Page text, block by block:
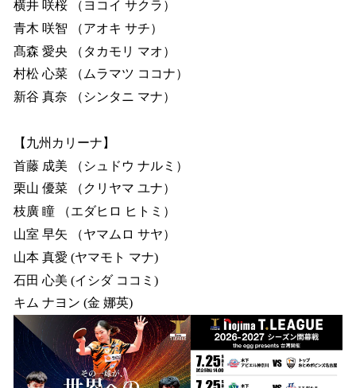
横井 咲桜 （ヨコイ サクラ）
青木 咲智 （アオキ サチ）
髙森 愛央 （タカモリ マオ）
村松 心菜 （ムラマツ ココナ）
新谷 真奈 （シンタニ マナ）
【九州カリーナ】
首藤 成美 （シュドウ ナルミ）
栗山 優菜 （クリヤマ ユナ）
枝廣 瞳 （エダヒロ ヒトミ）
山室 早矢 （ヤマムロ サヤ）
山本 真愛 (ヤマモト マナ)
石田 心美 (イシダ ココミ)
キム ナヨン (金 娜英)